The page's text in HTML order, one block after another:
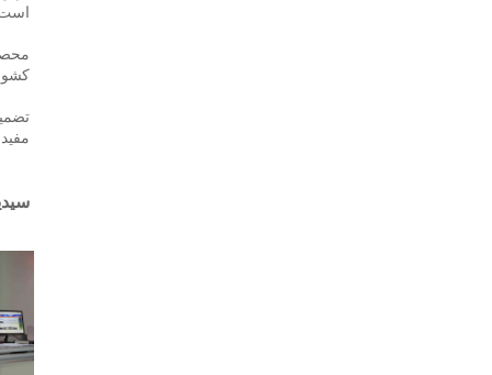
است و ۲۴ سال سابقه تولید دارد. در حال حاضر، ۵۰٪